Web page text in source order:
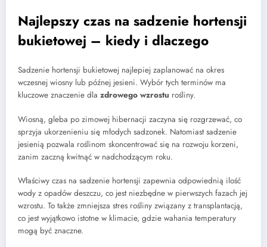
Najlepszy czas na sadzenie hortensji
bukietowej – kiedy i dlaczego
Sadzenie hortensji bukietowej najlepiej zaplanować na okres
wczesnej wiosny lub późnej jesieni. Wybór tych terminów ma
kluczowe znaczenie dla zdrowego wzrostu rośliny.
Wiosną, gleba po zimowej hibernacji zaczyna się rozgrzewać, co
sprzyja ukorzenieniu się młodych sadzonek. Natomiast sadzenie
jesienią pozwala roślinom skoncentrować się na rozwoju korzeni,
zanim zaczną kwitnąć w nadchodzącym roku.
Właściwy czas na sadzenie hortensji zapewnia odpowiednią ilość
wody z opadów deszczu, co jest niezbędne w pierwszych fazach jej
wzrostu. To także zmniejsza stres rośliny związany z transplantacją,
co jest wyjątkowo istotne w klimacie, gdzie wahania temperatury
mogą być znaczne.